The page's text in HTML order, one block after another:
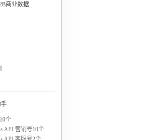
商业数据
手
个
API 营销号10个